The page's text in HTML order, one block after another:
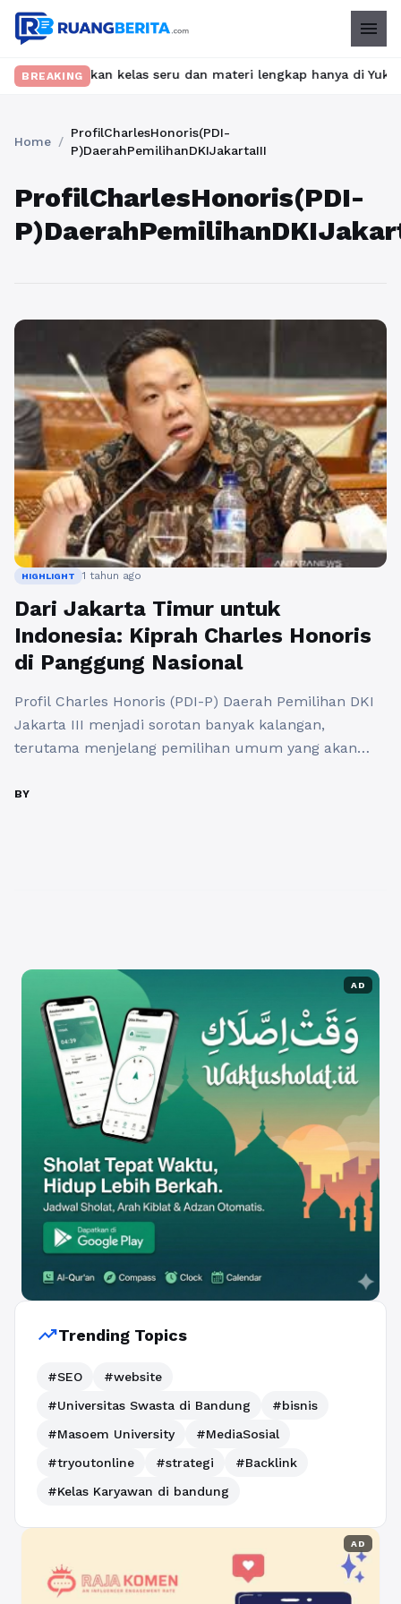
menu
BREAKINGkelas seru dan materi lengkap hanya di
Home /
ProfilCharlesHonoris(PDI-
P)DaerahPemilihanDKIJakartaIII
ProfilCharlesHonoris(PDI-
HIGHLIGHT 1 tahun ago
Dari Jakarta Timur untuk
Indonesia: Kiprah Charles Honoris
di Panggung Nasional
Profil Charles Honoris (PDI-P) Daerah Pemilihan DKI
Jakarta III menjadi sorotan banyak kalangan,
terutama menjelang pemilihan umum yang akan
sebagai politisi muda dari Partai Demokrasi Indonesia
BY
AD
trending_upTrending Topics
#SEO
#website
#Universitas Swasta di Bandung
#bisnis
#Masoem University
#MediaSosial
#tryoutonline
#strategi
#Backlink
#Kelas Karyawan di bandung
AD